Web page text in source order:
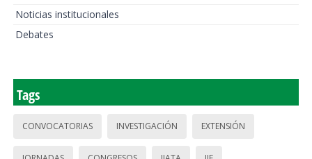
Noticias institucionales
Debates
Tags
CONVOCATORIAS INVESTIGACIÓN EXTENSIÓN